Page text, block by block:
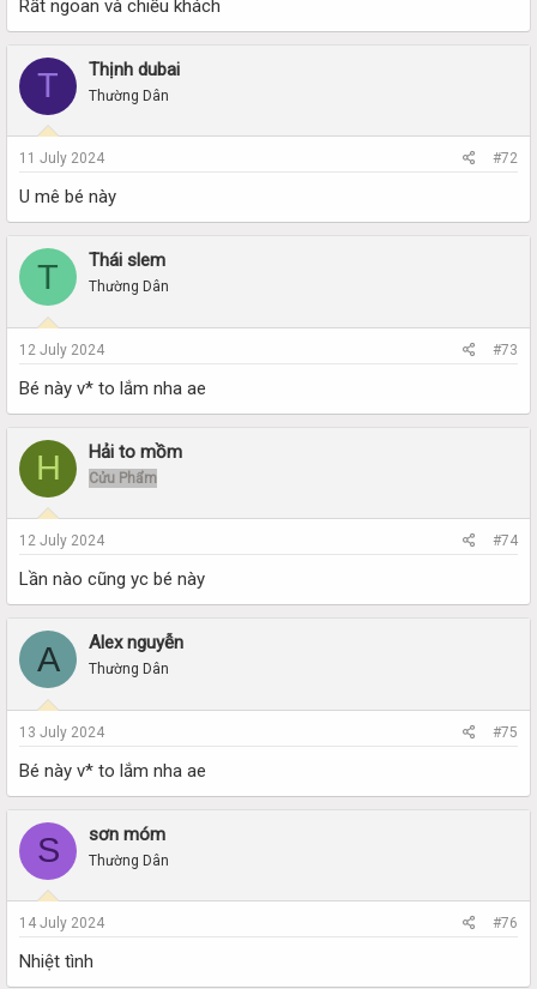
Rất ngoan và chiều khách
T Thịnh dubai
Thường Dân
11 July 2024 #72
U mê bé này
T Thái slem
Thường Dân
12 July 2024 #73
Bé này v* to lắm nha ae
H Hải to mồm
Cửu Phẩm
12 July 2024 #74
Lần nào cũng yc bé này
A Alex nguyễn
Thường Dân
13 July 2024 #75
Bé này v* to lắm nha ae
S sơn móm
Thường Dân
14 July 2024 #76
Nhiệt tình